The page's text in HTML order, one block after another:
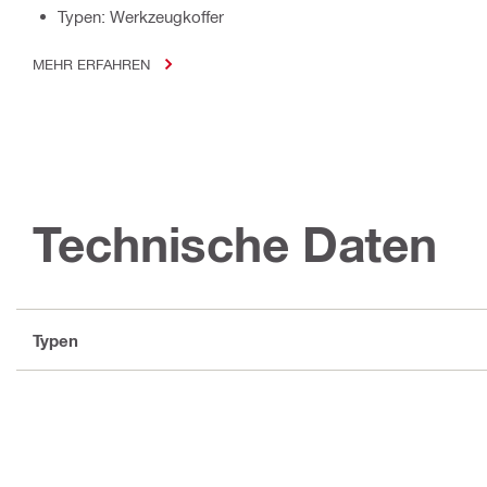
Typen: Werkzeugkoffer
MEHR ERFAHREN
Technische Daten
Typen